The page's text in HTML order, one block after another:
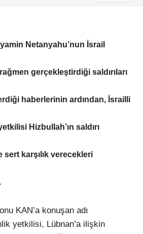
Netanyahu’nun İsrail
gerçekleştirdiği saldırıları
haberlerinin ardından, İsrailli
Hizbullah’ın saldırı
karşılık verecekleri
KAN’a konuşan adı
yetkilisi, Lübnan’a ilişkin